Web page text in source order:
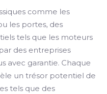
comme les
les portes, des
tels que les moteurs
des entreprises
avec garantie. Chaque
un trésor potentiel de
tels que des